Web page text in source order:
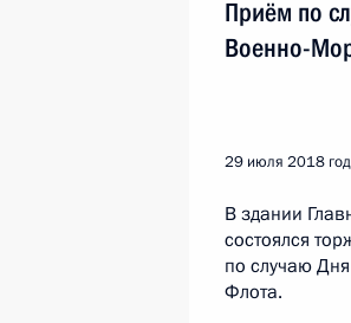
Приём по
Военно-
29 июля 2018
В здании
состоялся
по случаю
Флота.